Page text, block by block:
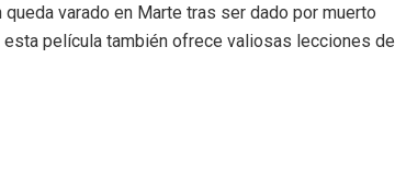
varado en Marte tras ser dado por muerto
película también ofrece valiosas lecciones de